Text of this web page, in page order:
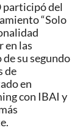
participó del
“Solo
en las
su segundo
de
en
con IBAI y